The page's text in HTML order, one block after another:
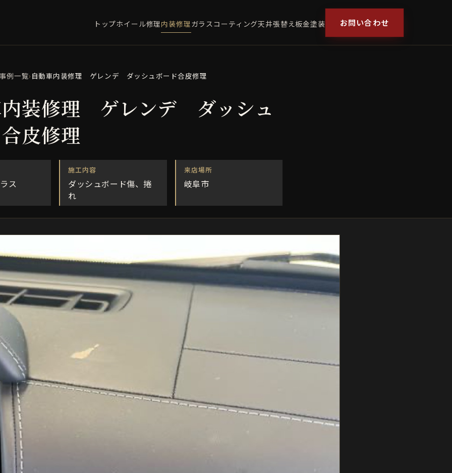
トップホイール修理内装修理ガラスコーティング天井張替え板金塗装 お問い合わせ
例一覧› 自動車内装修理 ゲレンデ ダッシュボード合皮修理
内装修理 ゲレンデ ダッシュ
皮修理
ス
施工内容
ダッシュボード傷、捲
れ
来店場所
岐阜市